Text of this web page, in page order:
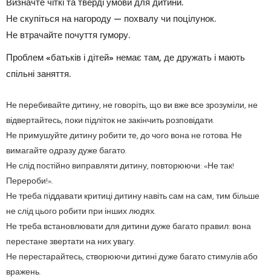
Не скупіться на нагороду — похвалу чи поцілунок.
Не втрачайте почуття гумору.
Проблем «батьків і дітей» немає там, де дружать і мають
спільні заняття.
Не перебивайте дитину, не говоріть, що ви вже все зрозуміли, не
відвертайтесь, поки підліток не закінчить розповідати.
Не примушуйте дитину робити те, до чого вона не готова. Не
вимагайте одразу дуже багато.
Не слід постійно виправляти дитину, повторюючи: «Не так!
Перероби!».
Не треба піддавати критиці дитину навіть сам на сам, тим більше
не слід цього робити при інших людях.
Не треба встановлювати для дитини дуже багато правил: вона
перестане звертати на них увагу.
Не перестарайтесь, створюючи дитині дуже багато стимулів або
вражень.